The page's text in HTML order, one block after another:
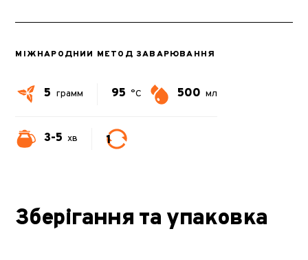
МІЖНАРОДНИЙ МЕТОД ЗАВАРЮВАННЯ
5 грамм 95 °C 500 мл
3-5 хв 1
Зберігання та упаковка